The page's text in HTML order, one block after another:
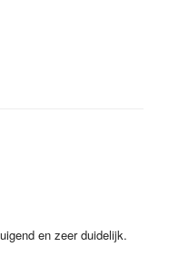
en zeer duidelijk.